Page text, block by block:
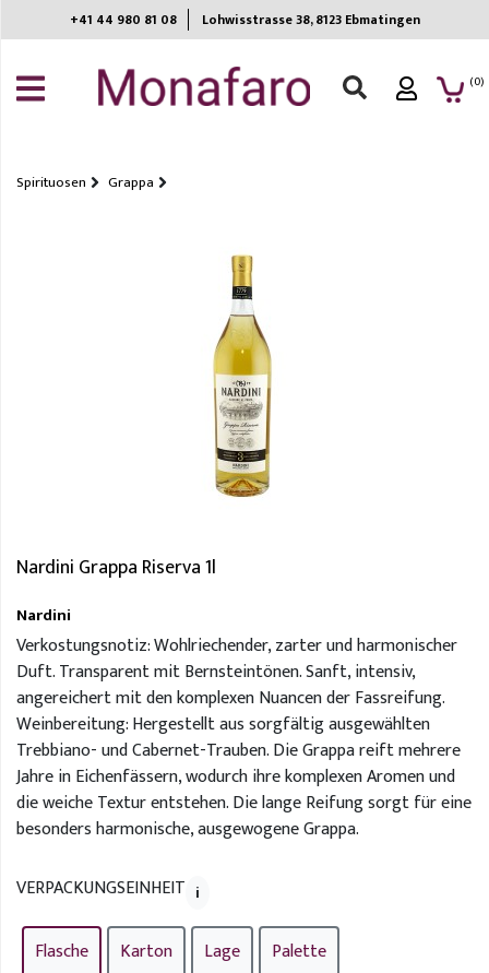
+41 44 980 81 08 Lohwisstrasse 38, 8123 Ebmatingen​
(0)
ANMELDEN
REGISTRIEREN
Wein
Spirituosen Grappa
Nardini Grappa Riserva 1l
Nardini
Verkostungsnotiz: Wohlriechender, zarter und harmonischer
Duft. Transparent mit Bernsteintönen. Sanft, intensiv,
angereichert mit den komplexen Nuancen der Fassreifung.
Weinbereitung: Hergestellt aus sorgfältig ausgewählten
Trebbiano- und Cabernet-Trauben. Die Grappa reift mehrere
Jahre in Eichenfässern, wodurch ihre komplexen Aromen und
die weiche Textur entstehen. Die lange Reifung sorgt für eine
besonders harmonische, ausgewogene Grappa.
VERPACKUNGSEINHEIT i
Flasche Karton Lage Palette